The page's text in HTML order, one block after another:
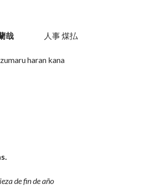
哉 人事 煤払
haran kana
de fin de año